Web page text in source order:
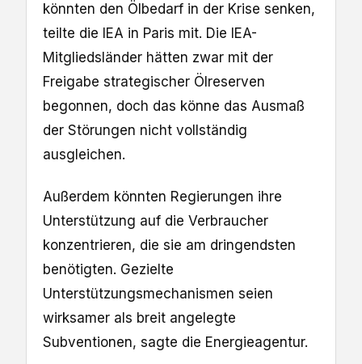
könnten den Ölbedarf in der Krise senken,
teilte die IEA in Paris mit. Die IEA-
Mitgliedsländer hätten zwar mit der
Freigabe strategischer Ölreserven
begonnen, doch das könne das Ausmaß
der Störungen nicht vollständig
ausgleichen.
Außerdem könnten Regierungen ihre
Unterstützung auf die Verbraucher
konzentrieren, die sie am dringendsten
benötigten. Gezielte
Unterstützungsmechanismen seien
wirksamer als breit angelegte
Subventionen, sagte die Energieagentur.